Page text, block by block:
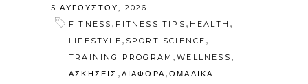
5 ΑΥΓΟΎΣΤΟΥ, 2026
FITNESS , FITNESS TIPS , HEALTH ,
LIFESTYLE , SPORT SCIENCE ,
TRAINING PROGRAM ,WELLNESS ,
ΑΣΚΗΣΕΙΣ , ΔΙΑΦΟΡΑ ,ΟΜΑΔΙΚΑ